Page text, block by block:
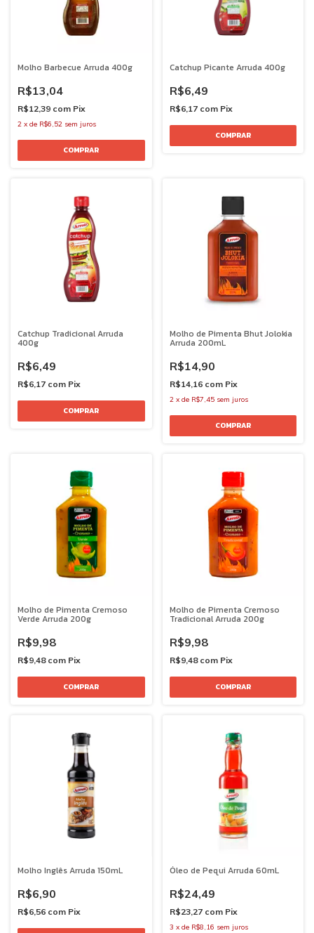
Molho Barbecue Arruda 400g
R$13,04
R$12,39 com Pix
2 x de R$6,52 sem juros
Catchup Picante Arruda 400g
R$6,49
R$6,17 com Pix
Catchup Tradicional Arruda
400g
R$6,49
R$6,17 com Pix
Molho de Pimenta Bhut Jolokia
Arruda 200mL
R$14,90
R$14,16 com Pix
2 x de R$7,45 sem juros
Molho de Pimenta Cremoso
Verde Arruda 200g
R$9,98
R$9,48 com Pix
Molho de Pimenta Cremoso
Tradicional Arruda 200g
R$9,98
R$9,48 com Pix
Molho Inglês Arruda 150mL
R$6,90
R$6,56 com Pix
Óleo de Pequi Arruda 60mL
R$24,49
R$23,27 com Pix
3 x de R$8,16 sem juros